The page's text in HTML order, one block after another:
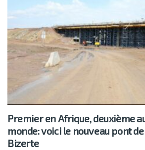
Premier en Afrique, deuxième
monde: voici le nouveau pont de
Bizerte